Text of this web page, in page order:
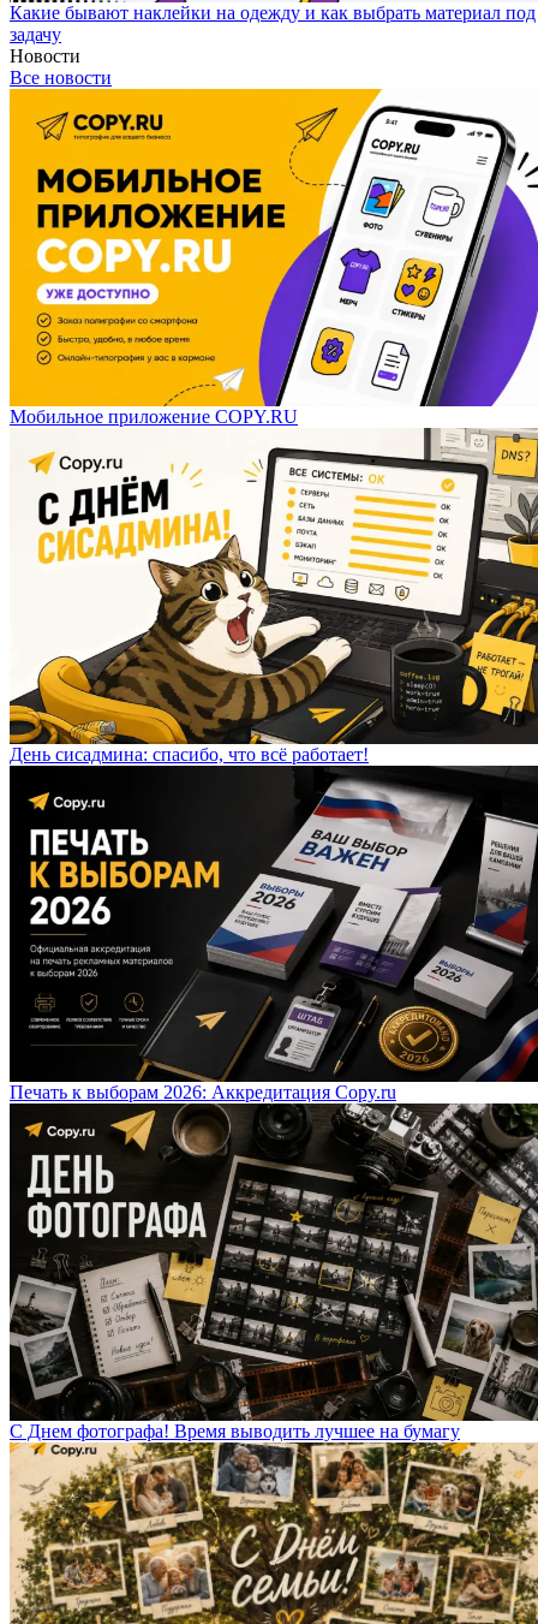
Какие бывают наклейки на одежду и как выбрать материал под
задачу
Новости
Все новости
Мобильное приложение COPY.RU
День сисадмина: спасибо, что всё работает!
Печать к выборам 2026: Аккредитация Copy.ru
С Днем фотографа! Время выводить лучшее на бумагу